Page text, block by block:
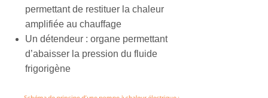
permettant de restituer la chaleur
amplifiée au chauffage
Un détendeur : organe permettant
d’abaisser la pression du fluide
frigorigène